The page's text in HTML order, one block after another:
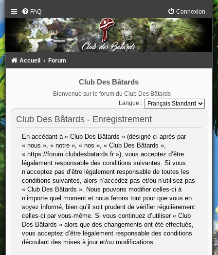
FAQ Connexion
Accueil Forum
Club Des Bâtards
Bienvenue sur le forum du Club Des Bâtards
Langue :
Club Des Bâtards - Enregistrement
En accédant à « Club Des Bâtards » (désigné ci-après par
« nous », « notre », « nos », « Club Des Bâtards »,
« https://forum.clubdesbatards.fr »), vous acceptez d’être
légalement responsable des conditions suivantes. Si vous
n’acceptez pas d’être légalement responsable de toutes les
conditions suivantes, alors n’accédez pas et/ou n’utilisez pas
« Club Des Bâtards ». Nous pouvons modifier celles-ci à
n’importe quel moment et nous ferons tout pour que vous en
soyez informé, bien qu’il soit prudent de vérifier régulièrement
celles-ci par vous-même. Si vous continuez d’utiliser « Club
Des Bâtards » alors que des changements ont été effectués,
vous acceptez d’être légalement responsable des conditions
découlant des mises à jour et/ou modifications.